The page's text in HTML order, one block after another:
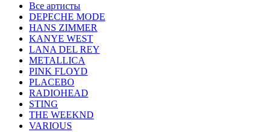
Все артисты
DEPECHE MODE
HANS ZIMMER
KANYE WEST
LANA DEL REY
METALLICA
PINK FLOYD
PLACEBO
RADIOHEAD
STING
THE WEEKND
VARIOUS